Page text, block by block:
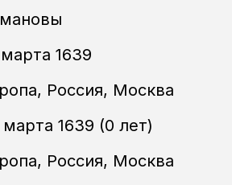
1639
Россия, Москва
1639 (0 лет)
Россия, Москва